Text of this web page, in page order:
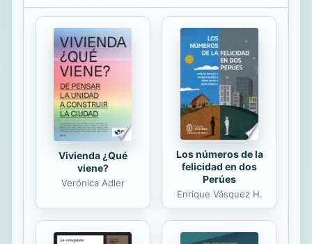
Vivienda ¿Qué
viene?
Verónica Adler
Los números de la
felicidad en dos
Perúes
Enrique Vásquez H.